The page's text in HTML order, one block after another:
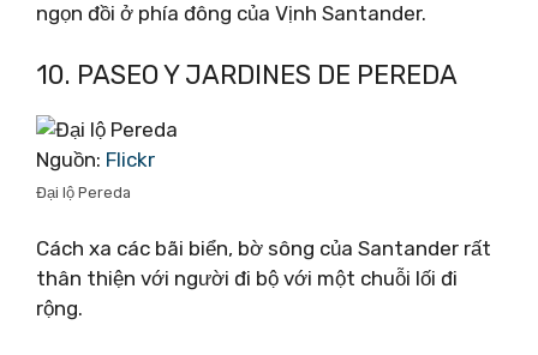
ngọn đồi ở phía đông của Vịnh Santander.
10. PASEO Y JARDINES DE PEREDA
Nguồn: Flickr
Đại lộ Pereda
Cách xa các bãi biển, bờ sông của Santander rất
thân thiện với người đi bộ với một chuỗi lối đi
rộng.